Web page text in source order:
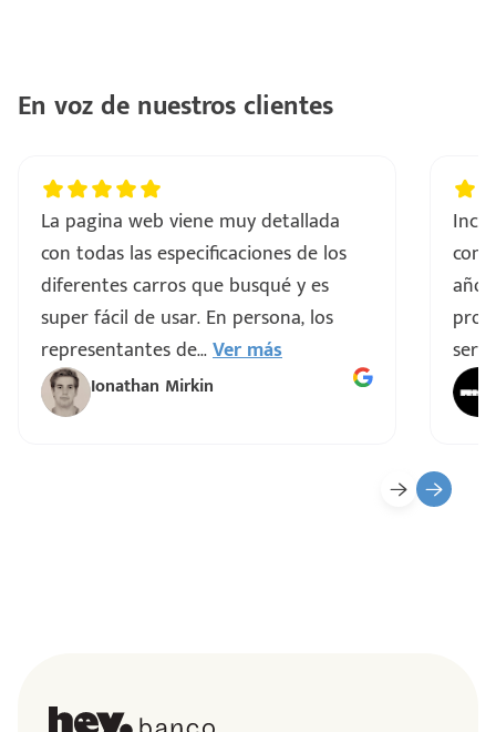
En voz de nuestros clientes
La pagina web viene muy detallada
con todas las especificaciones de los
diferentes carros que busqué y es
super fácil de usar. En persona, los
representantes de...Ver más
Ionathan Mirkin